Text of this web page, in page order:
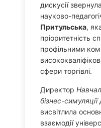
дискусії
науково-
Притульська,
пріоритетність
профільними
сфери торгівлі.
Директор
бізнес-
висвітлила
взаємодії